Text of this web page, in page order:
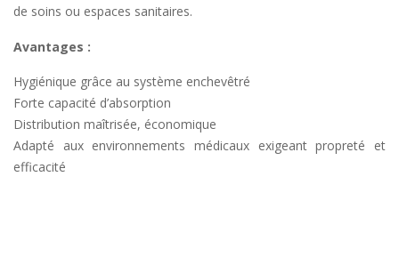
de soins ou espaces sanitaires.
Avantages :
Hygiénique grâce au système enchevêtré
Forte capacité d’absorption
Distribution maîtrisée, économique
Adapté aux environnements médicaux exigeant propreté et
efficacité